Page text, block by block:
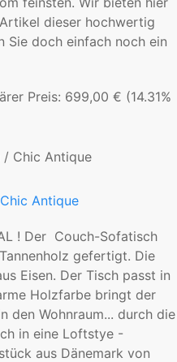
dieser hochwertig
Sie doch einfach noch ein
Preis: 699,00 € (14.31%
Antique
! Der Couch-Sofatisch
gefertigt. Die
Eisen. Der Tisch passt in
Holzfarbe bringt der
den Wohnraum... durch die
in eine Loftstye -
aus Dänemark von